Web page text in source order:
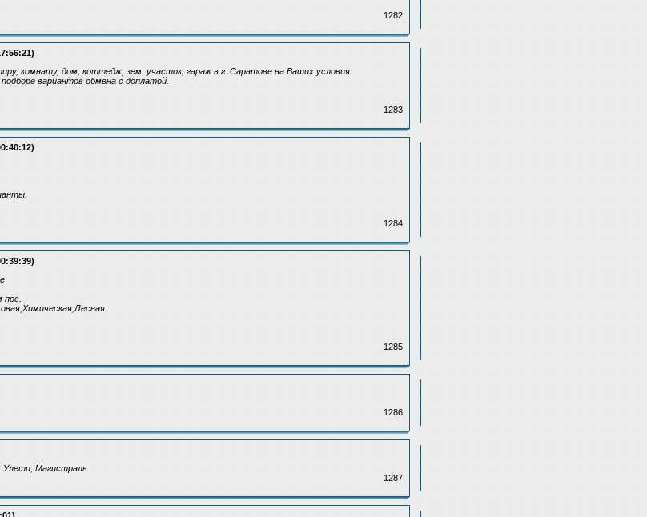
1282
комнату, дом, коттедж, зем. участок, гараж в г. Саратове на Ваших условия.
вариантов обмена с доплатой.
1283
1284
пос.
1285
1286
Улеши, Магистраль
1287